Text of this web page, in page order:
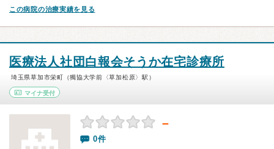
この病院の治療実績を見る
医療法人社団白報会そうか在宅診療所
埼玉県草加市栄町（獨協大学前〈草加松原〉駅）
マイナ受付
－
0件